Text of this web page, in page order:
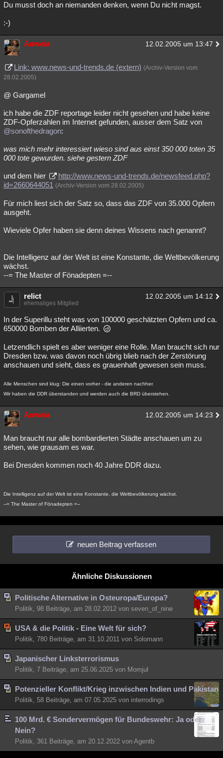
Du musst doch an niemanden denken, wenn Du nicht magst.
:-)
Auweia 12.02.2005 um 13:47
Link: www.news-und-trends.de (extern) (Archiv-Version vom
28.02.2005)
@ Gargamel
ich habe die ZDF reportage leider nicht gesehen und habe keine
ZDF-Opferzahlen im Internet gefunden, ausser dem Satz von
@sonofthedragon:
was mich mehr interessiert wieso sind aus einst 350 000 toten 35
000 tote gewurden. siehe gestern ZDF
und dem hier
http://www.news-und-trends.de/newsfeed.php?
id=2660644051 (Archiv-Version vom 28.02.2005)
Für mich liest sich der Satz so, dass das ZDF von 35.000 Opfern
ausgeht.
Wieviele Opfer haben sie denn deines Wissens nach genannt?
Die Intelligenz auf der Welt ist eine Konstante, die Weltbevölkerung
wächst.
--= The Master of Fönadepten =--
relict 12.02.2005 um 14:12
ehemaliges Mitglied
In der Superillu steht was von 100000 geschätzten Opfern und ca.
650000 Bomben der Alliierten.
Letzendlich spielt es aber weniger eine Rolle. Man braucht sich nur
Dresden bzw. was davon noch übrig blieb nach der Zerstörung
anschauen und sieht, dass es grauenhaft gewesen sein muss.
Alle Menschen sind klug: Die einen vorher - die anderen nachher.
Wir haben die DDR überstanden und werden auch die BRD überstehen.
Auweia 12.02.2005 um 14:23
Man braucht nur alle bombardierten Städte anschauen um zu
sehen, wie grausam es war.
Bei Dresden kommen noch 40 Jahre DDR dazu.
Die Intelligenz auf der Welt ist eine Konstante, die Weltbevölkerung wächst.
--= The Master of Fönadepten =--
neuen Beitrag verfassen
Ähnliche Diskussionen
Politische Alternative in Osteuropa/Europa?
Politik, 98 Beiträge, am 28.02.2012 von seven_of_nine
USA & die Politik - Eine Welt für sich?
Politik, 780 Beiträge, am 31.10.2011 von Solomann
Japanischer Linksterrorismus
Politik, 7 Beiträge, am 25.06.2025 von Momjul
Potenzieller Konflikt/Krieg inzwischen Indien und Pakistan
Politik, 58 Beiträge, am 07.05.2025 von interrodings
100 Mrd. € Sondervermögen für Bundeswehr: Ja oder
Nein?
Politik, 361 Beiträge, am 20.12.2022 von Agentb